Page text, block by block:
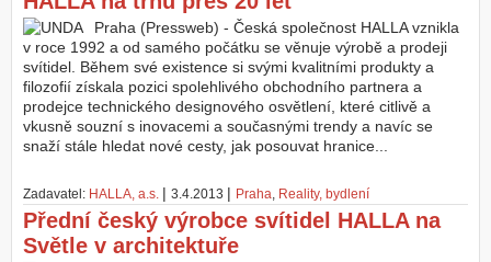
Praha (Pressweb) - Česká společnost HALLA vznikla
v roce 1992 a od samého počátku se věnuje výrobě a prodeji
svítidel. Během své existence si svými kvalitními produkty a
filozofií získala pozici spolehlivého obchodního partnera a
prodejce technického designového osvětlení, které citlivě a
vkusně souzní s inovacemi a současnými trendy a navíc se
snaží stále hledat nové cesty, jak posouvat hranice...
Zadavatel: HALLA, a.s. | 3.4.2013 | Praha, Reality, bydlení
Přední český výrobce svítidel HALLA na
Světle v architektuře